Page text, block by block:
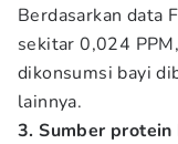
Berdasarkan data
sekitar 0,024
dikonsumsi bayi
lainnya.
3. Sumber